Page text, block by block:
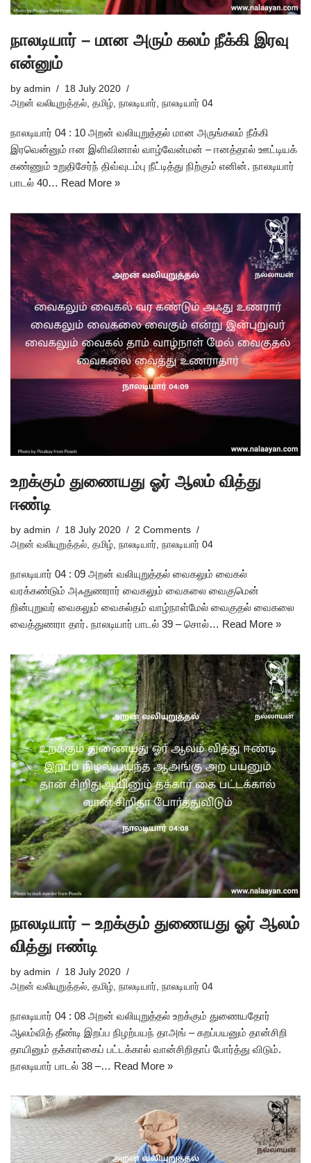
நாலடியார் – மான அரும் கலம் நீக்கி இரவு
என்னும்
by admin
18 July 2020
அறன் வலியுறுத்தல் தமிழ் நாலடியார் நாலடியார் 04
நாலடியார் 04 : 10 அறன் வலியுறுத்தல் மான அருங்கலம் நீக்கி
இரவென்னும் ஈன இளிவினால் வாழ்வேன்மன் – ஈனத்தால் ஊட்டியக்
கண்ணும் உறுதிசேர்ந் திவ்வுடம்பு நீட்டித்து நிற்கும் எனின். நாலடியார்
பாடல் 40… Read More »
உறக்கும் துணையது ஓர் ஆலம் வித்து
ஈண்டி
by admin 18 July 2020
2 Comments
அறன் வலியுறுத்தல், தமிழ், நாலடியார், நாலடியார் 04
நாலடியார் 04 : 09 அறன் வலியுறுத்தல் வைகலும் வைகல்
வரக்கண்டும் அஃதுணரார் வைகலும் வைகலை வைகுமென்
றின்புறுவர் வைகலும் வைகல்தம் வாழ்நாள்மேல் வைகுதல் வைகலை
வைத்துணரா தார். நாலடியார் பாடல் 39 – சொல்… Read More »
நாலடியார் – உறக்கும் துணையது ஓர் ஆலம்
வித்து ஈண்டி
by admin
18 July 2020
அறன் வலியுறுத்தல் தமிழ் நாலடியார் நாலடியார் 04
நாலடியார் 04 : 08 அறன் வலியுறுத்தல் உறக்கும் துணையதோர்
ஆலம்வித் தீண்டி இறப்ப நிழற்பயந் தாஅங் – கறப்பயனும் தான்சிறி
தாயினும் தக்கார்கைப் பட்டக்கால் வான்சிறிதாப் போர்த்து விடும்.
நாலடியார் பாடல் 38 –… Read More »